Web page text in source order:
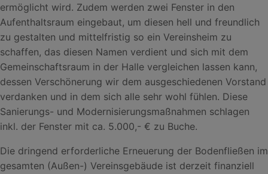
ermöglicht wird. Zudem werden zwei Fenster in den
Aufenthaltsraum eingebaut, um diesen hell und freundlich
zu gestalten und mittelfristig so ein Vereinsheim zu
schaffen, das diesen Namen verdient und sich mit dem
Gemeinschaftsraum in der Halle vergleichen lassen kann,
dessen Verschönerung wir dem ausgeschiedenen Vorstand
verdanken und in dem sich alle sehr wohl fühlen. Diese
Sanierungs- und Modernisierungsmaßnahmen schlagen
inkl. der Fenster mit ca. 5.000,- € zu Buche.
Die dringend erforderliche Erneuerung der Bodenfließen im
gesamten (Außen-) Vereinsgebäude ist derzeit finanziell